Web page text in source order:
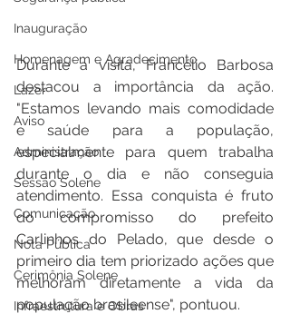
Inauguração
Homenagem e Agradecimento
Lazer
Aviso
Administração
Sessão Solene
Comunicação
Nota Pública
Cerimônia Solene
Infraestrutura e Obras
Durante a visita, Francélio Barbosa
destacou a importância da ação.
"Estamos levando mais comodidade
e saúde para a população,
especialmente para quem trabalha
durante o dia e não conseguia
atendimento. Essa conquista é fruto
do compromisso do prefeito
Carlinhos do Pelado, que desde o
primeiro dia tem priorizado ações que
melhoram diretamente a vida da
população brasileense", pontuou.